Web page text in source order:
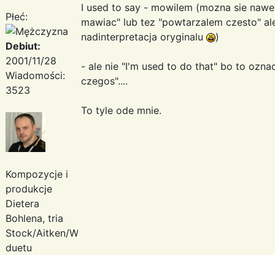
Płeć:
Debiut:
2001/11/28
Wiadomości:
3523
Kompozycje i
produkcje
Dietera
Bohlena, tria
Stock/Aitken/Waterman,
duetu
I used to say - mowilem (mozna sie
mawiac" lub tez "powtarzalem czesto"
nadinterpretacja oryginalu
)
- ale nie "I'm used to do that" bo to
czegos"....
To tyle ode mnie.